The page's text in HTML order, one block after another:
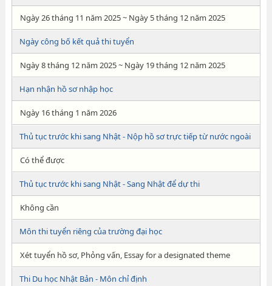
Ngày 26 tháng 11 năm 2025 ~ Ngày 5 tháng 12 năm 2025
Ngày công bố kết quả thi tuyển
Ngày 8 tháng 12 năm 2025 ~ Ngày 19 tháng 12 năm 2025
Hạn nhận hồ sơ nhập học
Ngày 16 tháng 1 năm 2026
Thủ tục trước khi sang Nhật - Nộp hồ sơ trực tiếp từ nước ngoài
Có thể được
Thủ tục trước khi sang Nhật - Sang Nhật để dự thi
Không cần
Môn thi tuyển riêng của trường đại học
Xét tuyển hồ sơ, Phỏng vấn, Essay for a designated theme
Thi Du học Nhật Bản - Môn chỉ định